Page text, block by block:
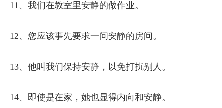
11、我们在教室里安静的做作业。
12、您应该事先要求一间安静的房间。
13、他叫我们保持安静，以免打扰别人。
14、即使是在家，她也显得内向和安静。